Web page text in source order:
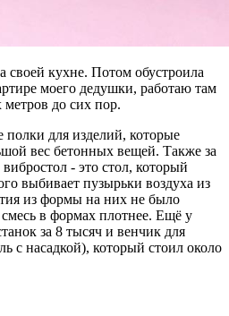
своей кухне. Потом обустроила
моего дедушки, работаю там
до сих пор.
полки для изделий, которые
вес бетонных вещей. Также за
- это стол, который
выбивает пузырьки воздуха из
из формы на них не было
смесь в формах плотнее. Ещё у
за 8 тысяч и венчик для
с насадкой), который стоил около